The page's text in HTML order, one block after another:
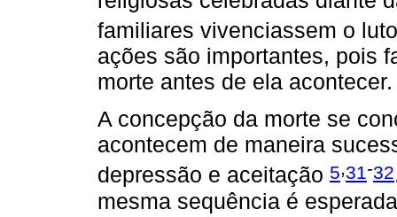
familiares vivenciassem o
ações são importantes, pois
morte antes de ela acontecer.
A concepção da morte se
acontecem de maneira
depressão e aceitação 5,31 -32
mesma sequência é